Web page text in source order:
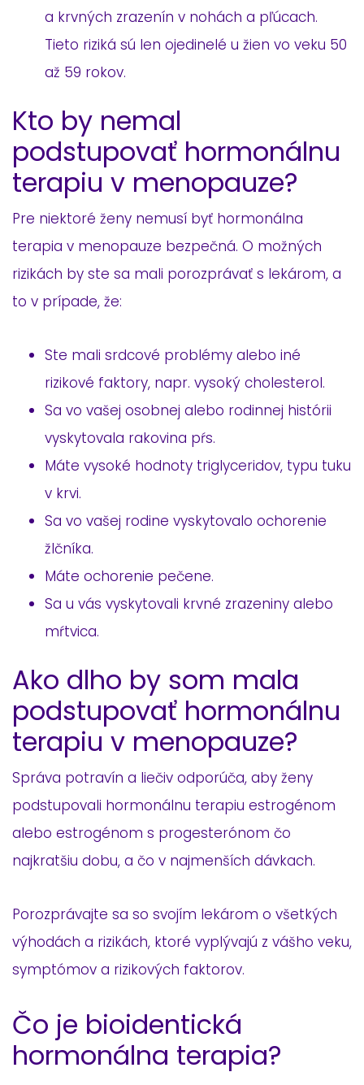
a krvných zrazenín v nohách a pľúcach.
Tieto riziká sú len ojedinelé u žien vo veku 50
až 59 rokov.
Kto by nemal
podstupovať hormonálnu
terapiu v menopauze?
Pre niektoré ženy nemusí byť hormonálna
terapia v menopauze bezpečná. O možných
rizikách by ste sa mali porozprávať s lekárom, a
to v prípade, že:
Ste mali srdcové problémy alebo iné
rizikové faktory, napr. vysoký cholesterol.
Sa vo vašej osobnej alebo rodinnej histórii
vyskytovala rakovina pŕs.
Máte vysoké hodnoty triglyceridov, typu tuku
v krvi.
Sa vo vašej rodine vyskytovalo ochorenie
žlčníka.
Máte ochorenie pečene.
Sa u vás vyskytovali krvné zrazeniny alebo
mŕtvica.
Ako dlho by som mala
podstupovať hormonálnu
terapiu v menopauze?
Správa potravín a liečiv odporúča, aby ženy
podstupovali hormonálnu terapiu estrogénom
alebo estrogénom s progesterónom čo
najkratšiu dobu, a čo v najmenších dávkach.
Porozprávajte sa so svojím lekárom o všetkých
výhodách a rizikách, ktoré vyplývajú z vášho veku,
symptómov a rizikových faktorov.
Čo je bioidentická
hormonálna terapia?